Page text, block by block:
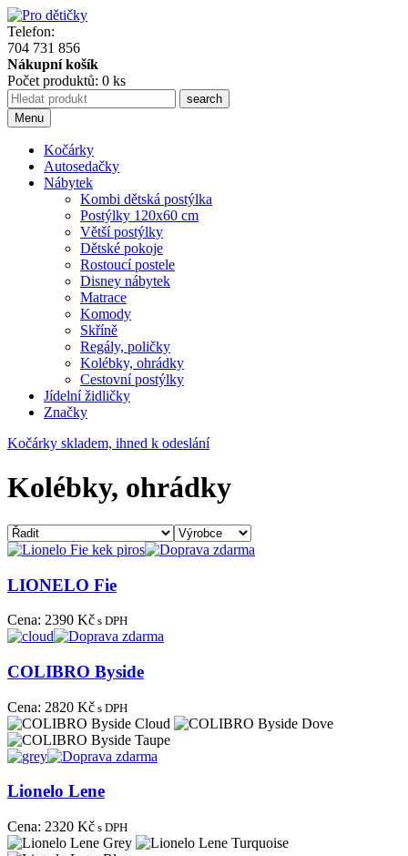
Telefon:
704 731 856
Nákupní košík
Počet produktů: 0 ks
Menu
Kočárky
Autosedačky
Nábytek
Kombi dětská postýlka
Postýlky 120x60 cm
Větší postýlky
Dětské pokoje
Rostoucí postele
Disney nábytek
Matrace
Komody
Skříně
Regály, poličky
Kolébky, ohrádky
Cestovní postýlky
Jídelní židličky
Značky
Kočárky skladem, ihned k odeslání
Kolébky, ohrádky
LIONELO Fie
Cena: 2390 Kč s DPH
COLIBRO Byside
Cena: 2820 Kč s DPH
Lionelo Lene
Cena: 2320 Kč s DPH